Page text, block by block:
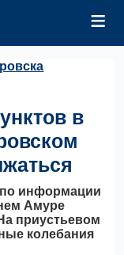
≡
в
по информации
Амуре
приустьевом
колебания